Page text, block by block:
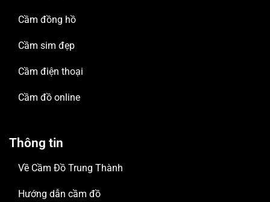
Cầm đồng hồ
Cầm sim đẹp
Cầm điện thoại
Cầm đồ online
Thông tin
Về Cầm Đồ Trung Thành
Hướng dẫn cầm đồ